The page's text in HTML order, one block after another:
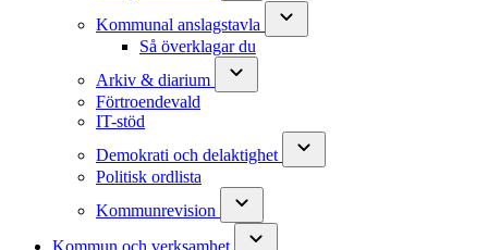
Kommunal anslagstavla
Så överklagar du
Arkiv & diarium
Förtroendevald
IT-stöd
Demokrati och delaktighet
Politisk ordlista
Kommunrevision